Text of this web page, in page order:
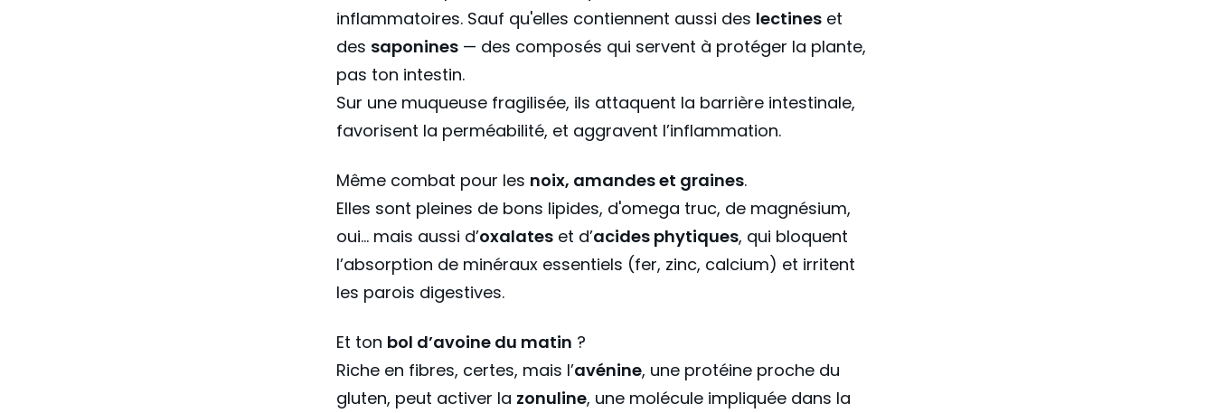
inflammatoires. Sauf qu'elles contiennent aussi des lectines et
des saponines — des composés qui servent à protéger la plante,
pas ton intestin.
Sur une muqueuse fragilisée, ils attaquent la barrière intestinale,
favorisent la perméabilité, et aggravent l’inflammation.
Même combat pour les noix, amandes et graines.
Elles sont pleines de bons lipides, d'omega truc, de magnésium,
oui… mais aussi d’oxalates et d’acides phytiques, qui bloquent
l’absorption de minéraux essentiels (fer, zinc, calcium) et irritent
les parois digestives.
Et ton bol d’avoine du matin ?
Riche en fibres, certes, mais l’avénine, une protéine proche du
gluten, peut activer la zonuline, une molécule impliquée dans la